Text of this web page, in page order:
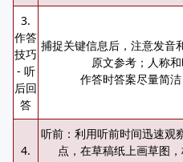
3.
作答
技巧
- 听
后回
答
捕捉关键信息后，注意发音
原文参考；人称
作答时答案尽量简洁
4.
听前：利用听前时间迅速观
点，在草稿纸上画草图